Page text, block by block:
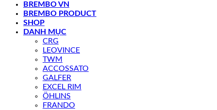
BREMBO VN
BREMBO PRODUCT
SHOP
DANH MỤC
CRG
LEOVINCE
TWM
ACCOSSATO
GALFER
EXCEL RIM
ÖHLINS
FRANDO